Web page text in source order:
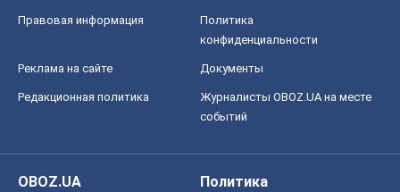
Правовая информация
Политика
конфиденциальности
Реклама на сайте Документы
Редакционная политика
Журналисты OBOZ.UA на месте
событий
OBOZ.UA
Политика